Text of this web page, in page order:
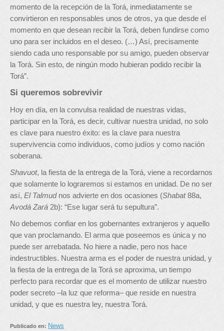
momento de la recepción de la Torá, inmediatamente se
convirtieron en responsables unos de otros, ya que desde el
momento en que desean recibir la Torá, deben fundirse como
uno para ser incluidos en el deseo. (…) Así, precisamente
siendo cada uno responsable por su amigo, pueden observar
la Torá. Sin esto, de ningún modo hubieran podido recibir la
Torá”.
Si queremos sobrevivir
Hoy en día, en la convulsa realidad de nuestras vidas,
participar en la Torá, es decir, cultivar nuestra unidad, no solo
es clave para nuestro éxito: es la clave para nuestra
supervivencia como individuos, como judíos y como nación
soberana.
Shavuot, la fiesta de la entrega de la Torá, viene a recordarnos
que solamente lo lograremos si estamos en unidad. De no ser
así, El Talmud nos advierte en dos ocasiones (Shabat88a,
Avodá Zará 2b): “Ese lugar será tu sepultura”.
No debemos confiar en los gobernantes extranjeros y aquello
que van proclamando. El arma que poseemos es única y no
puede ser arrebatada. No hiere a nadie, pero nos hace
indestructibles. Nuestra arma es el poder de nuestra unidad, y
la fiesta de la entrega de la Torá se aproxima, un tiempo
perfecto para recordar que es el momento de utilizar nuestro
poder secreto –la luz que reforma– que reside en nuestra
unidad, y que es nuestra ley, nuestra Torá.
Publicado en: News